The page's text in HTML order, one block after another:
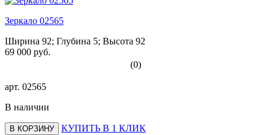
Зеркало 02565
Ширина 92; Глубина 5; Высота 92
69 000 руб.
(0)
арт. 02565
В наличии
В КОРЗИНУ
КУПИТЬ В 1 КЛИК